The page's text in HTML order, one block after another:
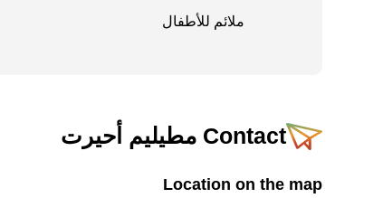
ملائم للأطفال
Contact مطيليم أحيرت
Location on the map